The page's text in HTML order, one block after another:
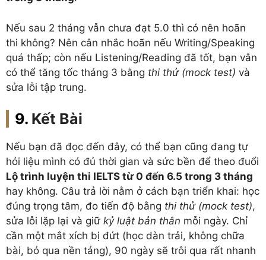
Nếu sau 2 tháng vẫn chưa đạt 5.0 thì có nên hoãn
thi không? Nên cân nhắc hoãn nếu Writing/Speaking
quá thấp; còn nếu Listening/Reading đã tốt, bạn vẫn
có thể tăng tốc tháng 3 bằng thi thử (mock test) và
sửa lỗi tập trung.
Kết Bài
Nếu bạn đã đọc đến đây, có thể bạn cũng đang tự
hỏi liệu mình có đủ thời gian và sức bền để theo đuổi
Lộ trình luyện thi IELTS từ 0 đến 6.5 trong 3 tháng
hay không. Câu trả lời nằm ở cách bạn triển khai: học
đúng trọng tâm, đo tiến độ bằng thi thử (mock test),
sửa lỗi lặp lại và giữ kỷ luật bản thân mỗi ngày. Chỉ
cần một mắt xích bị đứt (học dàn trải, không chữa
bài, bỏ qua nền tảng), 90 ngày sẽ trôi qua rất nhanh